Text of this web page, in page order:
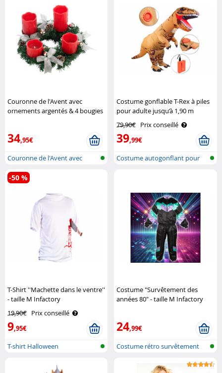
Couronne de l'Avent avec
ornements argentés & 4 bougies
34,95€
Couronne de l'Avent avec
bougies LE..
Costume gonflable T-Rex à piles
pour adulte jusqu’à 1,90 m
79,90€ Prix conseillé
39,99€
Costume autogonflant pour
T-Shirt ''Machette dans le ventre''
- taille M Infactory
19,90€ Prix conseillé
9,95€
-50 %
T-shirt Halloween
Costume "Survêtement des
années 80" - taille M Infactory
24,99€
Costume rétro survêtement